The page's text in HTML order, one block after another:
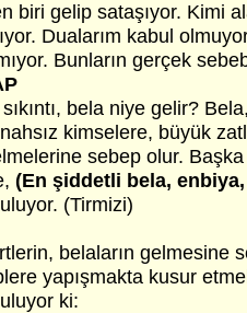
biri gelip sataşıyor. Kimi
Dualarım kabul
Bunların gerçek
bela niye gelir?
kimselere, büyük
sebep olur.
(En şiddetli bela,
(Tirmizi)
belaların gelmesine
yapışmakta kusur
ki: